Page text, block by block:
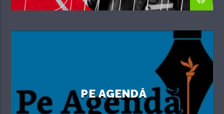
PE AGENDĂ